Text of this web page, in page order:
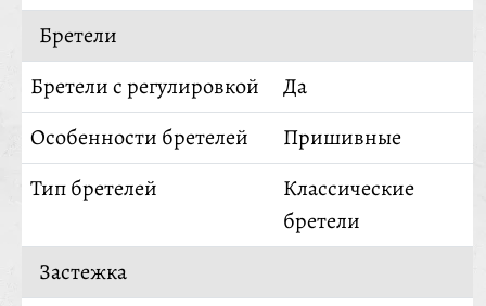
Бретели
Бретели с регулировкой
Да
Особенности бретелей
Пришивные
Тип бретелей
Классические
бретели
Застежка